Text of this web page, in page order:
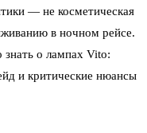
— не косметическая
в ночном рейсе.
о лампах Vito:
и критические нюансы